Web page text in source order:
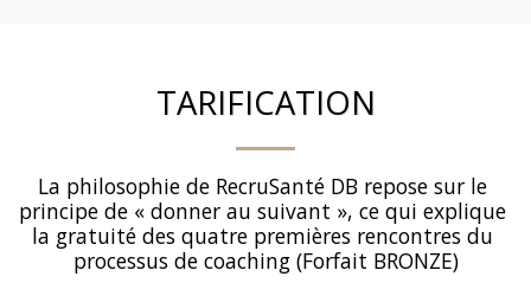
TARIFICATION
La philosophie de RecruSanté DB repose sur le
principe de « donner au suivant », ce qui explique
la gratuité des quatre premières rencontres du
processus de coaching (Forfait BRONZE)